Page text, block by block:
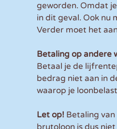
geworden. Omdat
in dit geval. Ook nu
Verder moet het
Betaling op andere
Betaal je de
bedrag niet aan in
waarop je
Let op! Betaling
brutoloon is dus